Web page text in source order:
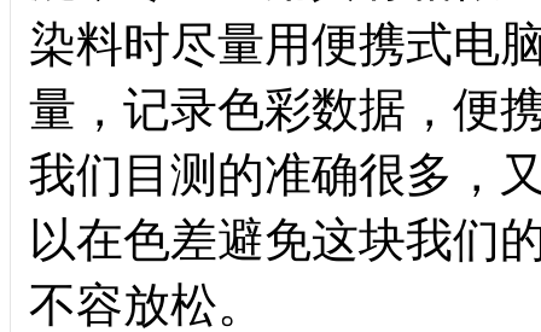
染料时尽量用便携式电
量，记录色彩数据，便
我们目测的准确很多，
以在色差避免这块我们
不容放松。